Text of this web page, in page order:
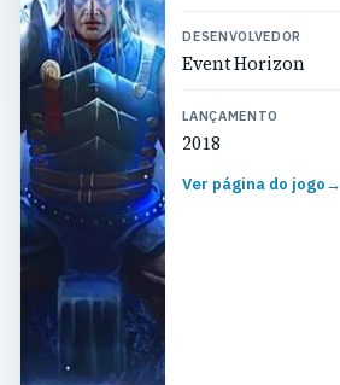
DESENVOLVEDOR
Event Horizon
LANÇAMENTO
2018
Ver página do jogo→